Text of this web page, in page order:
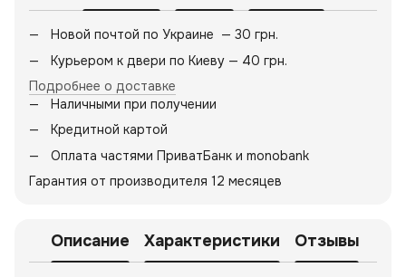
Новой почтой по Украине — 30 грн.
Курьером к двери по Киеву — 40 грн.
Подробнее о доставке
Наличными при получении
Кредитной картой
Оплата частями ПриватБанк и monobank
Гарантия от производителя 12 месяцев
Описание Характеристики Отзывы